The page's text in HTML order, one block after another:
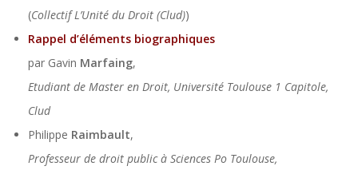
(Collectif L’Unité du Droit (Clud))
Rappel d’éléments biographiques
par Gavin Marfaing,
Etudiant de Master en Droit, Université Toulouse 1 Capitole,
Clud
Philippe Raimbault,
Professeur de droit public à Sciences Po Toulouse,